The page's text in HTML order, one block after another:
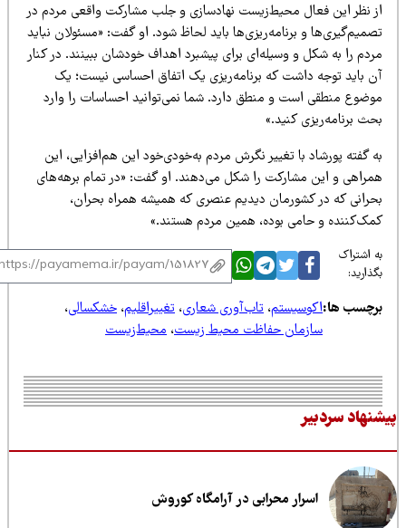
نظر این فعال محیط‌زیست نهادسازی و جلب مشارکت واقعی مردم در
و برنامه‌ریزی‌ها باید لحاظ شود. او گفت: «مسئولان نباید
را به شکل و وسیله‌ای برای پیشبرد اهداف خودشان ببینند. در کنار
باید توجه داشت که برنامه‌ریزی یک اتفاق احساسی نیست؛ یک
منطقی است و منطق دارد. شما نمی‌توانید احساسات را وارد
برنامه‌ریزی کنید.»
گفته پورشاد با تغییر نگرش مردم به‌خودی‌خود این هم‌افزایی، این
و این مشارکت را شکل می‌دهند. او گفت: «در تمام برهه‌های
که در کشورمان دیدیم عنصری که همیشه همراه بحران،
و حامی بوده، همین مردم هستند.»
اشتراک
ها:اکوسیستم،تاب‌آوری شعاری،تغییراقلیم،خشکسالی،
سازمان حفاظت محیط زیست،محیط‌زیست
سردبیر
اسرار محرابی در آرامگاه کوروش